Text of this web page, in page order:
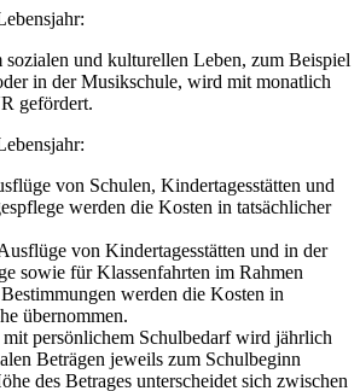
sozialen und kulturellen Leben, zum Beispiel
in der Musikschule, wird mit monatlich
gefördert.
von Schulen, Kindertagesstätten und
werden die Kosten in tatsächlicher
von Kindertagesstätten und in der
sowie für Klassenfahrten im Rahmen
werden die Kosten in
übernommen.
persönlichem Schulbedarf wird jährlich
Beträgen jeweils zum Schulbeginn
des Betrages unterscheidet sich zwischen